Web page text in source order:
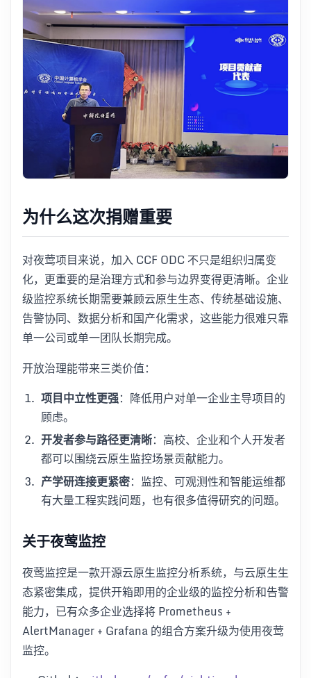
为什么这次捐赠重要
对夜莺项目来说，加入 CCF ODC 不只是组织归属变
化，更重要的是治理方式和参与边界变得更清晰。企业
级监控系统长期需要兼顾云原生生态、传统基础设施、
告警协同、数据分析和国产化需求，这些能力很难只靠
单一公司或单一团队长期完成。
开放治理能带来三类价值：
项目中立性更强：降低用户对单一企业主导项目的
顾虑。
开发者参与路径更清晰：高校、企业和个人开发者
都可以围绕云原生监控场景贡献能力。
产学研连接更紧密：监控、可观测性和智能运维都
有大量工程实践问题，也有很多值得研究的问题。
关于夜莺监控
夜莺监控是一款开源云原生监控分析系统，与云原生生
态紧密集成，提供开箱即用的企业级的监控分析和告警
能力，已有众多企业选择将 Prometheus +
AlertManager + Grafana 的组合方案升级为使用夜莺
监控。